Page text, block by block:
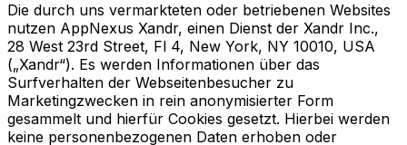
Die durch uns vermarkteten oder betriebenen Websites
nutzen AppNexus Xandr, einen Dienst der Xandr Inc.,
28 West 23rd Street, Fl 4, New York, NY 10010, USA
(„Xandr“). Es werden Informationen über das
Surfverhalten der Webseitenbesucher zu
Marketingzwecken in rein anonymisierter Form
gesammelt und hierfür Cookies gesetzt. Hierbei werden
keine personenbezogenen Daten erhoben oder